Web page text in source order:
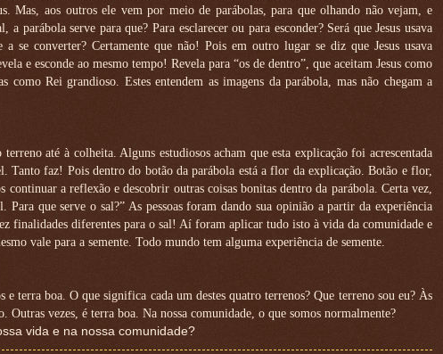
Mas, aos outros ele vem por meio de parábolas, para que olhando não vejam, e
parábola serve para que? Para esclarecer ou para esconder? Será que Jesus usava
se converter? Certamente que não! Pois em outro lugar se diz que Jesus usava
e esconde ao mesmo tempo! Revela para “os de dentro”, que aceitam Jesus como
Rei grandioso. Estes entendem as imagens da parábola, mas não chegam a
até à colheita. Alguns estudiosos acham que esta explicação foi acrescentada
Tanto faz! Pois dentro do botão da parábola está a flor da explicação. Botão e flor,
continuar a reflexão e descobrir outras coisas bonitas dentro da parábola. Certa vez,
Para que serve o sal?” As pessoas foram dando sua opinião a partir da experiência
finalidades diferentes para o sal! Aí foram aplicar tudo isto à vida da comunidade e
vale para a semente. Todo mundo tem alguma experiência de semente.
terra boa. O que significa cada um destes quatro terrenos? Que terreno sou eu? Às
Outras vezes, é terra boa. Na nossa comunidade, o que somos normalmente?
vida e na nossa comunidade?